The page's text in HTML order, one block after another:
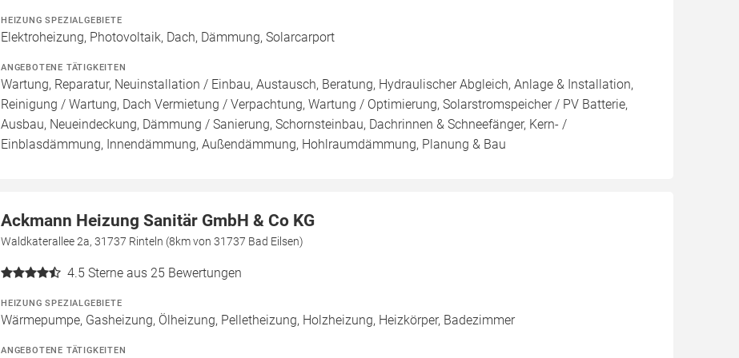
HEIZUNG SPEZIALGEBIETE
Elektroheizung, Photovoltaik, Dach, Dämmung, Solarcarport
ANGEBOTENE TÄTIGKEITEN
Wartung, Reparatur, Neuinstallation / Einbau, Austausch, Beratung, Hydraulischer Abgleich, Anlage & Installation,
Reinigung / Wartung, Dach Vermietung / Verpachtung, Wartung / Optimierung, Solarstromspeicher / PV Batterie,
Ausbau, Neueindeckung, Dämmung / Sanierung, Schornsteinbau, Dachrinnen & Schneefänger, Kern- /
Einblasdämmung, Innendämmung, Außendämmung, Hohlraumdämmung, Planung & Bau
Ackmann Heizung Sanitär GmbH & Co KG
Waldkaterallee 2a, 31737 Rinteln (8km von 31737 Bad Eilsen)
4.5 Sterne aus 25 Bewertungen
HEIZUNG SPEZIALGEBIETE
Wärmepumpe, Gasheizung, Ölheizung, Pelletheizung, Holzheizung, Heizkörper, Badezimmer
ANGEBOTENE TÄTIGKEITEN